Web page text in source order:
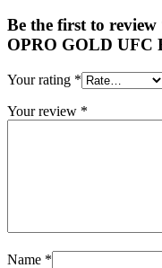
Be the first to
OPRO GOLD UFC
Your rating *
Your review *
Name *